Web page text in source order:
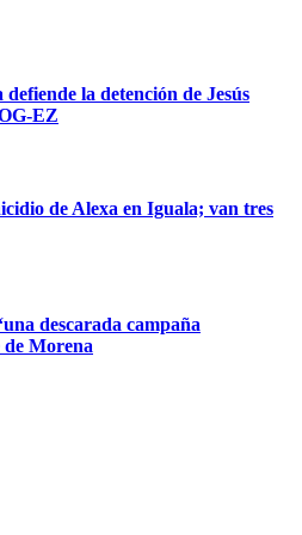
la detención de Jesús
EZ
de Alexa en Iguala; van tres
descarada campaña
Morena